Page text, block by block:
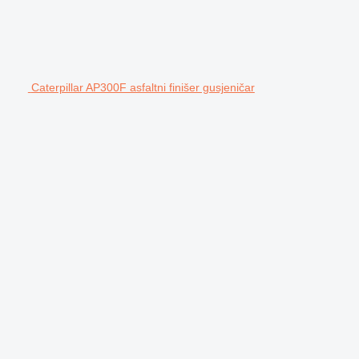
Caterpillar AP300F asfaltni finišer gusjeničar